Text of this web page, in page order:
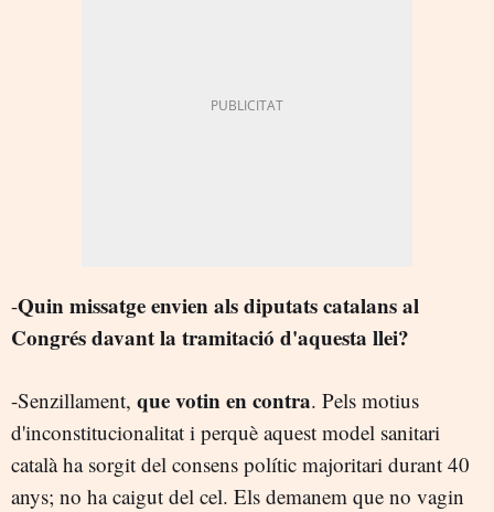
-Quin missatge envien als diputats catalans al
Congrés davant la tramitació d'aquesta llei?
-Senzillament, que votin en contra. Pels motius
d'inconstitucionalitat i perquè aquest model sanitari
català ha sorgit del consens polític majoritari durant 40
anys; no ha caigut del cel. Els demanem que no vagin